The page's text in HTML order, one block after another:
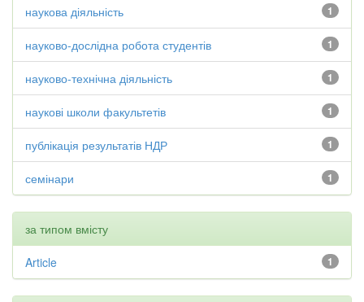
1
наукова діяльність
1
науково-дослідна робота студентів
1
науково-технічна діяльність
1
наукові школи факультетів
1
публікація результатів НДР
1
семінари
за типом вмісту
1
Article